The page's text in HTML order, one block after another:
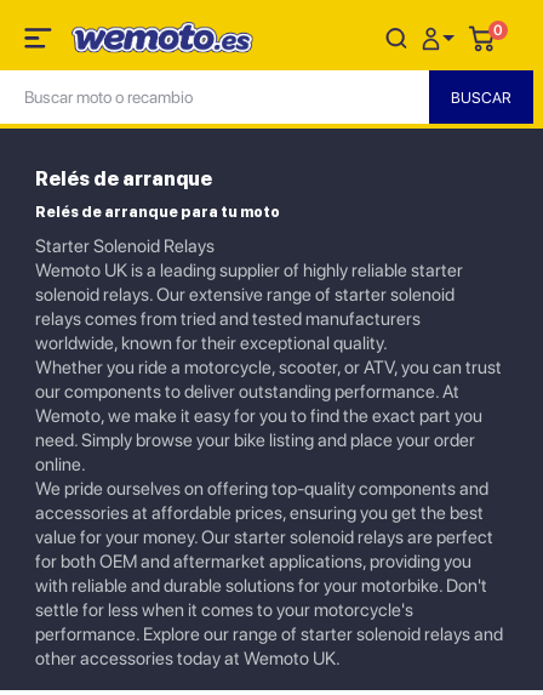
0
Relés de arranque
Relés de arranque para tu moto
Starter Solenoid Relays
Wemoto UK is a leading supplier of highly reliable starter
solenoid relays. Our extensive range of starter solenoid
relays comes from tried and tested manufacturers
worldwide, known for their exceptional quality.
Whether you ride a motorcycle, scooter, or ATV, you can trust
our components to deliver outstanding performance. At
Wemoto, we make it easy for you to find the exact part you
need. Simply browse your bike listing and place your order
online.
We pride ourselves on offering top-quality components and
accessories at affordable prices, ensuring you get the best
value for your money. Our starter solenoid relays are perfect
for both OEM and aftermarket applications, providing you
with reliable and durable solutions for your motorbike. Don't
settle for less when it comes to your motorcycle's
performance. Explore our range of starter solenoid relays and
other accessories today at Wemoto UK.